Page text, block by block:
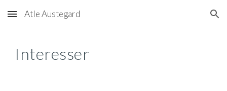
Skip to main content Skip to navigation
Atle Austegard
Interesser